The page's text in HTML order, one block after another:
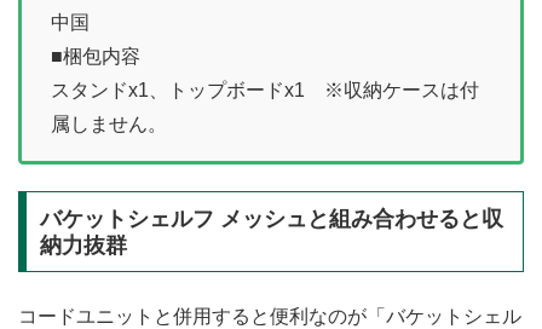
中国
■梱包内容
スタンドx1、トップボードx1 ※収納ケースは付
属しません。
バケットシェルフ メッシュと組み合わせると収
納力抜群
コードユニットと併用すると便利なのが「バケットシェル